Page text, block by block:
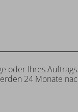
oder Ihres
24 Monate